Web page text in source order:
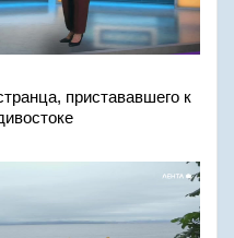
пристававшего к